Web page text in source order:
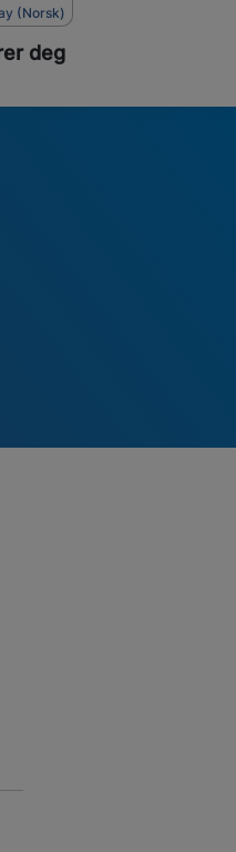
(Norsk)
deg